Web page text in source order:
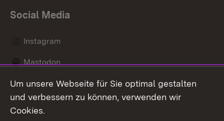
Social Media
Instagram
Mastodon
Messenger
Um unsere Webseite für Sie optimal gestalten
und verbessern zu können, verwenden wir
Cookies.